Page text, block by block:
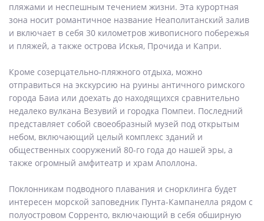
пляжами и неспешным течением жизни. Эта курортная
зона носит романтичное название Неаполитанский залив
и включает в себя 30 километров живописного побережья
и пляжей, а также острова Искья, Прочида и Капри.
Кроме созерцательно-пляжного отдыха, можно
отправиться на экскурсию на руины античного римского
города Баиа или доехать до находящихся сравнительно
недалеко вулкана Везувий и городка Помпеи. Последний
представляет собой своеобразный музей под открытым
небом, включающий целый комплекс зданий и
общественных сооружений 80-го года до нашей эры, а
также огромный амфитеатр и храм Аполлона.
Поклонникам подводного плавания и снорклинга будет
интересен морской заповедник Пунта-Кампанелла рядом с
полуостровом Сорренто, включающий в себя обширную